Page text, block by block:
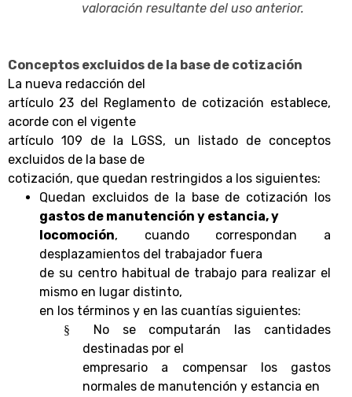
valoración resultante del uso anterior.
Conceptos excluidos de la base de cotización
La nueva redacción del
artículo 23 del Reglamento de cotización establece,
acorde con el vigente
artículo 109 de la LGSS, un listado de conceptos
excluidos de la base de
cotización, que quedan restringidos a los siguientes:
Quedan excluidos de la base de cotización los
gastos de manutención y estancia, y
locomoción, cuando correspondan a
desplazamientos del trabajador fuera
de su centro habitual de trabajo para realizar el
mismo en lugar distinto,
en los términos y en las cuantías siguientes:
§
No se computarán las cantidades
destinadas por el
empresario a compensar los gastos
normales de manutención y estancia en